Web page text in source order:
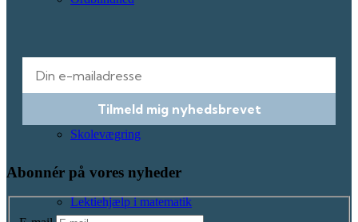
Skolevægring
Lektiehjælp i matematik
Tilmeld mig nyhedsbrevet
Abonnér på vores nyheder